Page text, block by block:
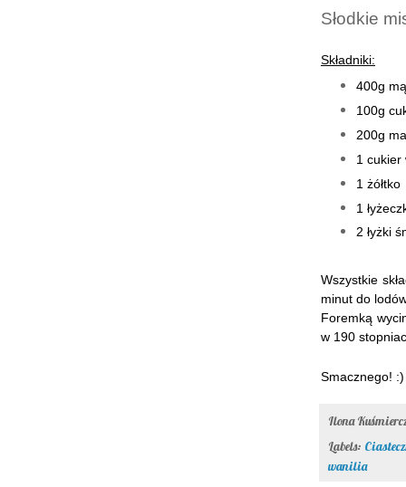
Słodkie
Składniki:
400g
100g
200g
1 cukier
1 żółtko
1
2 łyżki
Wszystkie
minut do
Foremką
w 190
Smacznego! :)
Ilona
Labels:
wanilia